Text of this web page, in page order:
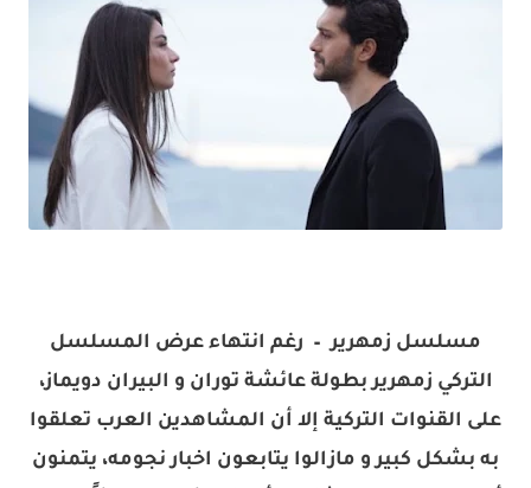
مسلسل زمهرير – رغم انتهاء عرض المسلسل
التركي زمهرير بطولة عائشة توران و البيران دويماز،
على القنوات التركية إلا أن المشاهدين العرب تعلقوا
به بشكل كبير و مازالوا يتابعون اخبار نجومه، يتمنون